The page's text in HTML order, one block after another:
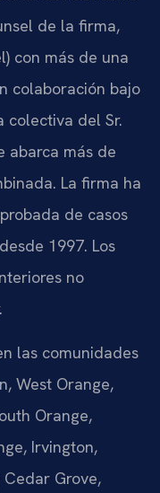
de la firma,
con más de una
colaboración bajo
colectiva del Sr.
abarca más de
La firma ha
de casos
1997. Los
no
las comunidades
West Orange,
Orange,
Irvington,
Grove,